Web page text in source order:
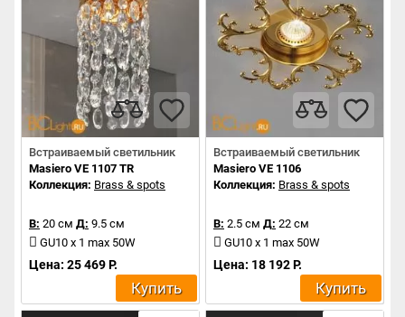
Встраиваемый светильник
Masiero VE 1107 TR
Коллекция: Brass & spots
В: 20 см Д: 9.5 см
GU10 x 1 max 50W
Цена: 25 469 Р.
Купить
Встраиваемый светильник
Masiero VE 1106
Коллекция: Brass & spots
В: 2.5 см Д: 22 см
GU10 x 1 max 50W
Цена: 18 192 Р.
Купить